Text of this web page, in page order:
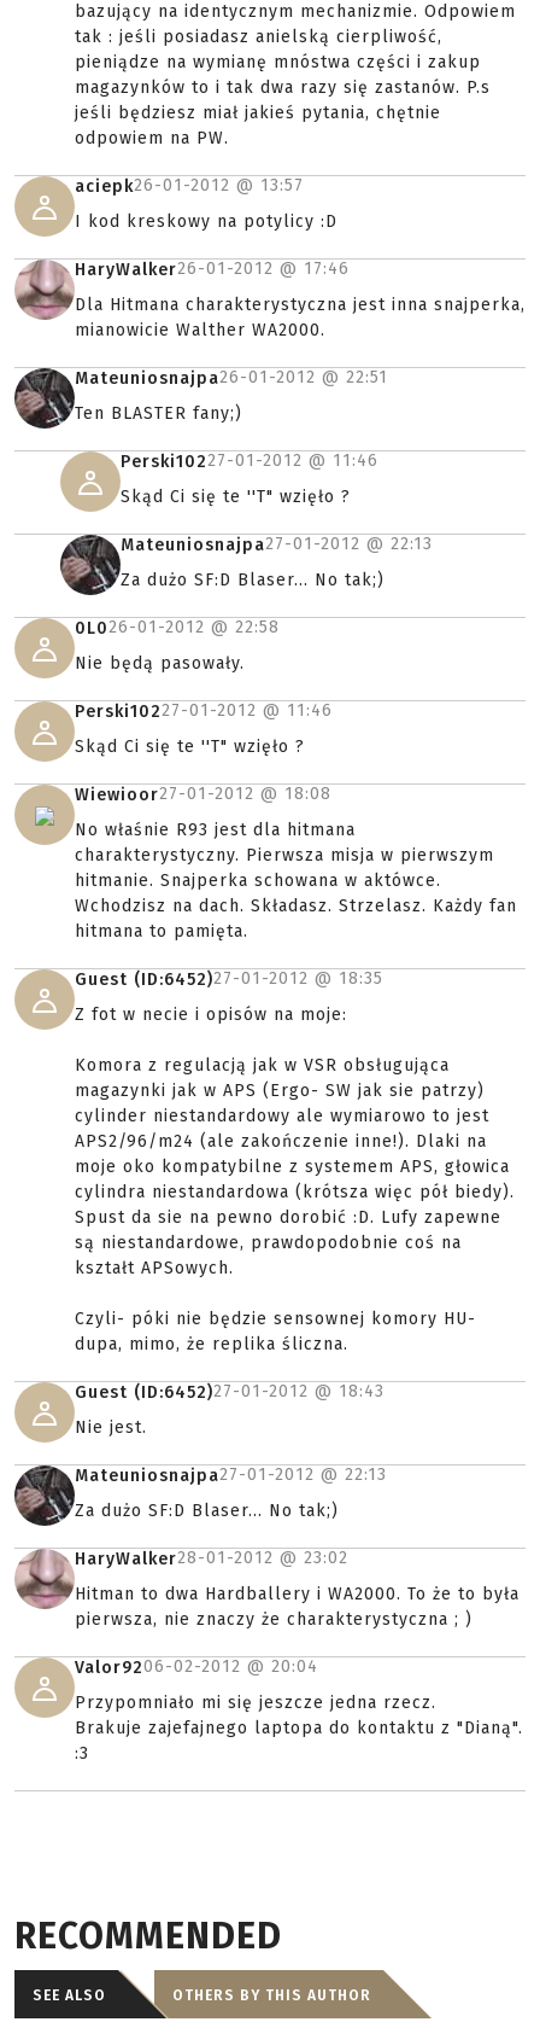
bazujący na identycznym mechanizmie. Odpowiem
tak : jeśli posiadasz anielską cierpliwość,
pieniądze na wymianę mnóstwa części i zakup
magazynków to i tak dwa razy się zastanów. P.s
jeśli będziesz miał jakieś pytania, chętnie
odpowiem na PW.
aciepk26-01-2012 @ 13:57
I kod kreskowy na potylicy :D
HaryWalker26-01-2012 @ 17:46
Dla Hitmana charakterystyczna jest inna snajperka,
mianowicie Walther WA2000.
Mateuniosnajpa26-01-2012 @ 22:51
Ten BLASTER fany;)
Perski10227-01-2012 @ 11:46
Skąd Ci się te ''T" wzięło ?
Mateuniosnajpa27-01-2012 @ 22:13
Za dużo SF:D Blaser... No tak;)
0L026-01-2012 @ 22:58
Nie będą pasowały.
Perski10227-01-2012 @ 11:46
Skąd Ci się te ''T" wzięło ?
Wiewioor27-01-2012 @ 18:08
No właśnie R93 jest dla hitmana
charakterystyczny. Pierwsza misja w pierwszym
hitmanie. Snajperka schowana w aktówce.
Wchodzisz na dach. Składasz. Strzelasz. Każdy fan
hitmana to pamięta.
Guest (ID:6452)27-01-2012 @ 18:35
Z fot w necie i opisów na moje:
Komora z regulacją jak w VSR obsługująca
magazynki jak w APS (Ergo- SW jak sie patrzy)
cylinder niestandardowy ale wymiarowo to jest
APS2/96/m24 (ale zakończenie inne!). Dlaki na
moje oko kompatybilne z systemem APS, głowica
cylindra niestandardowa (krótsza więc pół biedy).
Spust da sie na pewno dorobić :D. Lufy zapewne
są niestandardowe, prawdopodobnie coś na
kształt APSowych.
Czyli- póki nie będzie sensownej komory HU-
dupa, mimo, że replika śliczna.
Guest (ID:6452)27-01-2012 @ 18:43
Nie jest.
Mateuniosnajpa27-01-2012 @ 22:13
Za dużo SF:D Blaser... No tak;)
HaryWalker28-01-2012 @ 23:02
Hitman to dwa Hardballery i WA2000. To że to była
pierwsza, nie znaczy że charakterystyczna ; )
Valor9206-02-2012 @ 20:04
Przypomniało mi się jeszcze jedna rzecz.
Brakuje zajefajnego laptopa do kontaktu z "Dianą".
:3
RECOMMENDED
SEE ALSO OTHERS BY THIS AUTHOR